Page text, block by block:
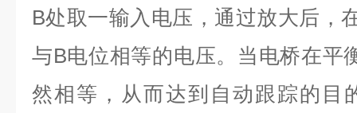
B处取一输入电压，通过放大后，
与B电位相等的电压。当电桥在平
然相等，从而达到自动跟踪的目